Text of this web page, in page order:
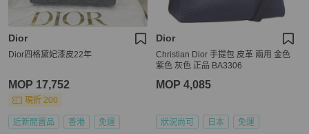
Dior
Dior四格黛妃漆皮22年
MOP 17,752
現折 200
近新閒置品 香港 免運
Dior
Christian Dior 手提包 皮革 兩用 金色
紫色 灰色 正品 BA3306
MOP 4,085
狀況尚可 日本 免運